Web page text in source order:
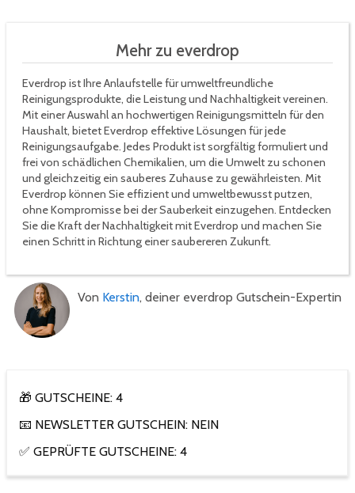
Mehr zu everdrop
Everdrop ist Ihre Anlaufstelle für umweltfreundliche
Reinigungsprodukte, die Leistung und Nachhaltigkeit vereinen.
Mit einer Auswahl an hochwertigen Reinigungsmitteln für den
Haushalt, bietet Everdrop effektive Lösungen für jede
Reinigungsaufgabe. Jedes Produkt ist sorgfältig formuliert und
frei von schädlichen Chemikalien, um die Umwelt zu schonen
und gleichzeitig ein sauberes Zuhause zu gewährleisten. Mit
Everdrop können Sie effizient und umweltbewusst putzen,
ohne Kompromisse bei der Sauberkeit einzugehen. Entdecken
Sie die Kraft der Nachhaltigkeit mit Everdrop und machen Sie
einen Schritt in Richtung einer saubereren Zukunft.
Von Kerstin, deiner everdrop Gutschein-Expertin
🎁 GUTSCHEINE: 4
📧 NEWSLETTER GUTSCHEIN: NEIN
✅ GEPRÜFTE GUTSCHEINE: 4